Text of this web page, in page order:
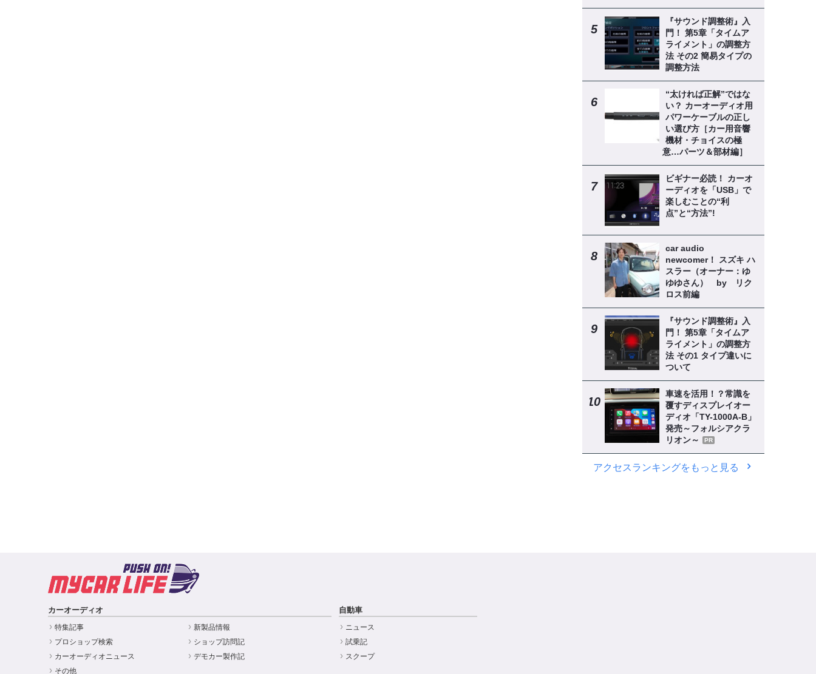
『サウンド調整術』入
門！ 第5章「タイムア
ライメント」の調整方
法 その2 簡易タイプの
調整方法
“太ければ正解”ではな
い？ カーオーディオ用
パワーケーブルの正し
い選び方［カー用音響
機材・チョイスの極
意…パーツ＆部材編］
ビギナー必読！ カーオ
ーディオを「USB」で
楽しむことの“利
点”と“方法”!
car audio
newcomer！ スズキ ハ
スラー（オーナー：ゆ
ゆゆさん） by リク
ロス前編
『サウンド調整術』入
門！ 第5章「タイムア
ライメント」の調整方
法 その1 タイプ違いに
ついて
車速を活用！？常識を
覆すディスプレイオー
ディオ「TY-1000A-B」
発売～フォルシアクラ
リオン～
PR
アクセスランキングをもっと見る
カーオーディオ
特集記事
新製品情報
プロショップ検索
ショップ訪問記
カーオーディオニュース
デモカー製作記
その他
自動車
ニュース
試乗記
スクープ